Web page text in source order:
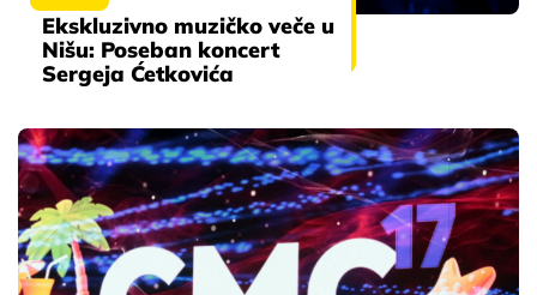
Ekskluzivno muzičko veče u
Nišu: Poseban koncert
Sergeja Ćetkovića